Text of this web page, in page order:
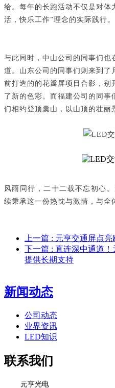
给。每年的长跑活动不仅是对体
活，快乐工作”理念的实际践行。
与此同时，中山公司的同事们也
道。山东公司的同事们则来到了
前打造的的花瓣屏项目合影，别
了新的色彩。而福建公司的同
们相约登顶囊山，以山顶的壮丽
风雨同行，二十二载不忘初心
续秉承这一份热忱与激情，与全
上一篇 : 元亨交通屏点
下一篇 : 直连深中通道
提供长期支持
新闻动态
公司动态
业界资讯
LED知识
联系我们
元亨光电